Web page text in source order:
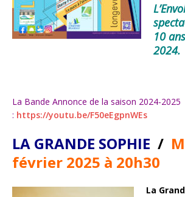
10
2024.
La Bande Annonce de la saison 2024-2025
: https://youtu.be/F50eEgpnWEs
LA GRANDE SOPHIE /
février 2025 à 20h30
La